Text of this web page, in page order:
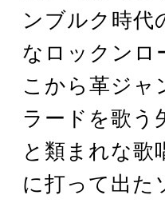
ンブルク時代
なロックンロ
こから革ジャ
ラードを歌う
と類まれな歌
に打って出た